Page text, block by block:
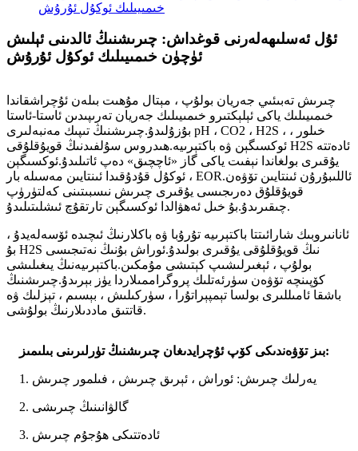
خىمىيىلىك ئوكۇل ئۇرۇش
ئۇل ئەسلىھەلەرنى قوغداش: چىرىشنىڭ ئالدىنى ئېلىش
ئۈچۈن خىمىيىلىك ئوكۇل ئۇرۇش
چىرىش تەبىئىي جەريان بولۇپ ، مېتال مۇھىت بىلەن ئۇچراشقاندا
خىمىيىلىك ياكى ئېلېكتىرو خىمىيىلىك جەريان تەرىپىدىن ئاستا-ئاستا
بۇزۇلىدۇ.چىرىشنىڭ تىپىك مەنبەلىرى pH ، CO2 ، H2S ، خىلور ،
ئوكسىگېن ۋە باكتېرىيە.ھىدروس سۇلفىدنىڭ قويۇقلۇقى H2S ئادەتتە
يۇقىرى بولغاندا نېفىت ياكى گاز «ئاچچىق» دەپ ئاتىلىدۇ.ئوكسىگېن
ئوكۇل قۇدۇقىدا ئىنتايىن مەسىلە بار ، EOR.ئاللىبۇرۇن ئىنتايىن تۆۋەن
قويۇقلۇق دەرىجىسى يۇقىرى چىرىش نىسبىتىنى كەلتۈرۈپ
چىقىرىدۇ.بۇ خىل ئەھۋالدا ئوكسىگېن تارتقۇچ ئىشلىتىلىدۇ.
ئانانىروبىك شارائىتتا باكتېرىيە تۇرۇبا ۋە باكلارنىڭ ئىچىدە ئۆسەلەيدۇ ،
بۇ H2S نىڭ قويۇقلۇقى يۇقىرى بولىدۇ.ئوراش بۇنىڭ نەتىجىسى
بولۇپ ، ئېغىرلىشىپ كېتىشى مۇمكىن.باكتېرىيەنىڭ يىغىلىشى
كۆپىنچە تۆۋەن سۈرئەتلىك پروگراممىلاردا يۈز بېرىدۇ.چىرىشنىڭ
باشقا ئامىللىرى بولسا تېمپېراتۇرا ، سۈركىلىش ، بېسىم ، تېزلىك ۋە
قاتتىق ماددىلارنىڭ بولۇشى.
بىز تۆۋەندىكى كۆپ ئۇچرايدىغان چىرىشنىڭ تۈرلىرىنى بىلىمىز:
1. يەرلىك چىرىش: ئوراش ، ئېرىق چىرىش ، فىلمور چىرىش
2. گالۋانىنىڭ چىرىشى
3. ئادەتتىكى ھۇجۇم چىرىش